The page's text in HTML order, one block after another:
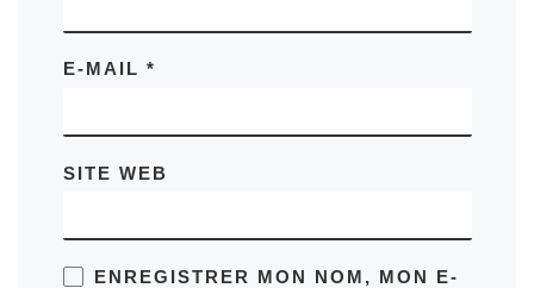
E-MAIL *
SITE WEB
ENREGISTRER MON NOM, MON E-